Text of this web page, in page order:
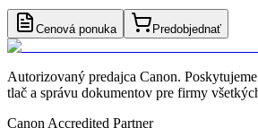
Cenová ponuka Predobjednať
Autorizovaný predajca Canon.
tlač a správu dokumentov pre firmy
Canon Accredited Partner